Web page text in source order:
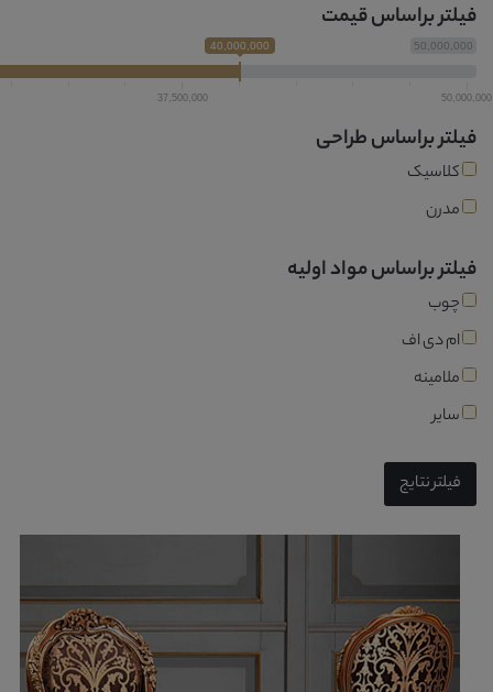
فیلتر براساس قیمت
50,000,000
40,000,000
37,500,000 50,000,000
فیلتر براساس طراحی
کلاسیک
مدرن
فیلتر براساس مواد اولیه
چوب
ام دی اف
ملامینه
سایر
فیلتر نتایج